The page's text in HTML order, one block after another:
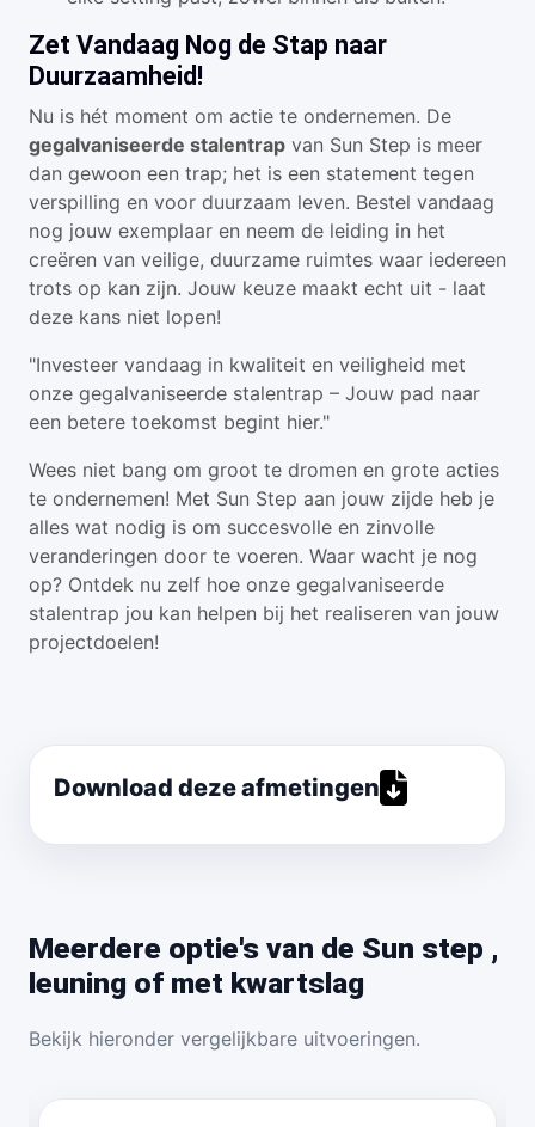
Zet Vandaag Nog de Stap naar
Duurzaamheid!
Nu is hét moment om actie te ondernemen. De
gegalvaniseerde stalentrap van Sun Step is meer
dan gewoon een trap; het is een statement tegen
verspilling en voor duurzaam leven. Bestel vandaag
nog jouw exemplaar en neem de leiding in het
creëren van veilige, duurzame ruimtes waar iedereen
trots op kan zijn. Jouw keuze maakt echt uit - laat
deze kans niet lopen!
"Investeer vandaag in kwaliteit en veiligheid met
onze gegalvaniseerde stalentrap – Jouw pad naar
een betere toekomst begint hier."
Wees niet bang om groot te dromen en grote acties
te ondernemen! Met Sun Step aan jouw zijde heb je
alles wat nodig is om succesvolle en zinvolle
veranderingen door te voeren. Waar wacht je nog
op? Ontdek nu zelf hoe onze gegalvaniseerde
stalentrap jou kan helpen bij het realiseren van jouw
projectdoelen!
Download deze afmetingen
Meerdere optie's van de Sun step ,
leuning of met kwartslag
Bekijk hieronder vergelijkbare uitvoeringen.